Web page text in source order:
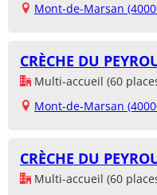
Mont-de-Marsan
CRÈCHE DU
Multi-accueil (60
Mont-de-Marsan
CRÈCHE DU
Multi-accueil (60